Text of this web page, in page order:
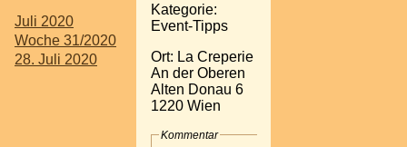
Juli 2020
Woche 31/2020
28. Juli 2020
Kategorie:
Event-Tipps
Ort: La Creperie
An der Oberen
Alten Donau 6
1220 Wien
Kommentar